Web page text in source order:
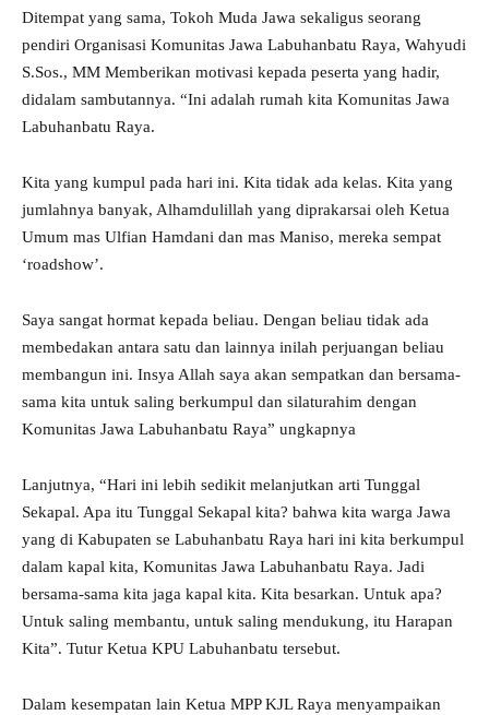
Ditempat yang sama, Tokoh Muda Jawa sekaligus seorang
pendiri Organisasi Komunitas Jawa Labuhanbatu Raya, Wahyudi
S.Sos., MM Memberikan motivasi kepada peserta yang hadir,
didalam sambutannya. “Ini adalah rumah kita Komunitas Jawa
Labuhanbatu Raya.
Kita yang kumpul pada hari ini. Kita tidak ada kelas. Kita yang
jumlahnya banyak, Alhamdulillah yang diprakarsai oleh Ketua
Umum mas Ulfian Hamdani dan mas Maniso, mereka sempat
‘roadshow’.
Saya sangat hormat kepada beliau. Dengan beliau tidak ada
membedakan antara satu dan lainnya inilah perjuangan beliau
membangun ini. Insya Allah saya akan sempatkan dan bersama-
sama kita untuk saling berkumpul dan silaturahim dengan
Komunitas Jawa Labuhanbatu Raya” ungkapnya
Lanjutnya, “Hari ini lebih sedikit melanjutkan arti Tunggal
Sekapal. Apa itu Tunggal Sekapal kita? bahwa kita warga Jawa
yang di Kabupaten se Labuhanbatu Raya hari ini kita berkumpul
dalam kapal kita, Komunitas Jawa Labuhanbatu Raya. Jadi
bersama-sama kita jaga kapal kita. Kita besarkan. Untuk apa?
Untuk saling membantu, untuk saling mendukung, itu Harapan
Kita”. Tutur Ketua KPU Labuhanbatu tersebut.
Dalam kesempatan lain Ketua MPP KJL Raya menyampaikan